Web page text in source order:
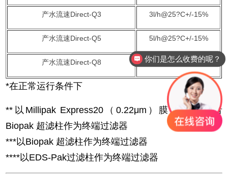
产水流速Direct-Q3 3l/h@25?C+/-15%
产水流速Direct-Q5 5l/h@25?C+/-15%
产水流速Direct-Q8 8l/h@25?C+/-15%
*在正常运行条件下
**以Millipak Express20（0.22μm）膜过滤器或者
Biopak 超滤柱作为终端过滤器
***以Biopak 超滤柱作为终端过滤器
****以EDS-Pak过滤柱作为终端过滤器
你们是怎么收费的呢？
现在有优惠活动么？